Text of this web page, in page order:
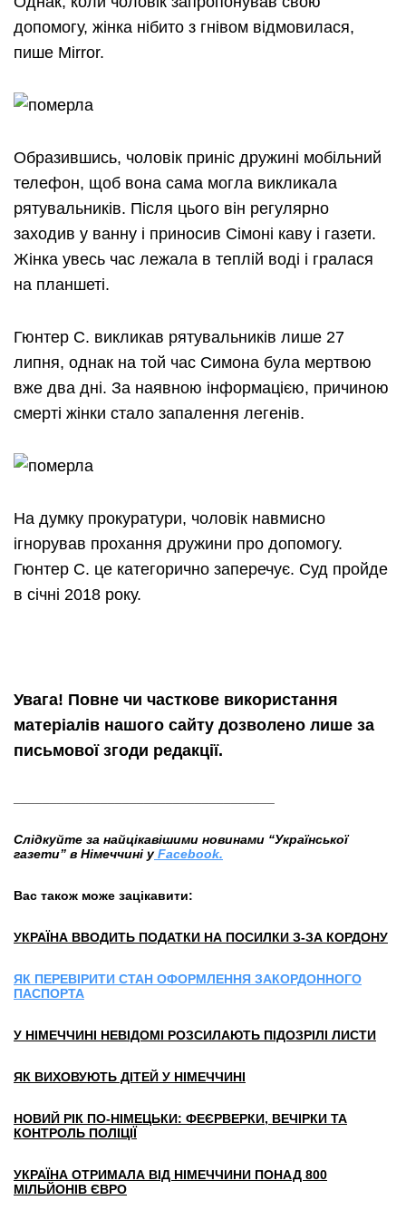
допомогу, жінка нібито з гнівом відмовилася,
пише Mirror.
Образившись, чоловік приніс дружині мобільний
телефон, щоб вона сама могла викликала
рятувальників. Після цього він регулярно
заходив у ванну і приносив Сімоні каву і газети.
Жінка увесь час лежала в теплій воді і гралася
на планшеті.
Гюнтер С. викликав рятувальників лише 27
липня, однак на той час Симона була мертвою
вже два дні. За наявною інформацією, причиною
смерті жінки стало запалення легенів.
На думку прокуратури, чоловік навмисно
ігнорував прохання дружини про допомогу.
Гюнтер С. це категорично заперечує. Суд пройде
в січні 2018 року.
Увага! Повне чи часткове використання
матеріалів нашого сайту дозволено лише за
письмової згоди редакції.
Слідкуйте за найцікавішими новинами “Української
газети” в Німеччині уFacebook.
Вас також може зацікавити:
УКРАЇНА ВВОДИТЬ ПОДАТКИ НА ПОСИЛКИ З-ЗА КОРДОНУ
ЯК ПЕРЕВІРИТИ СТАН ОФОРМЛЕННЯ ЗАКОРДОННОГО
ПАСПОРТА
У НІМЕЧЧИНІ НЕВІДОМІ РОЗСИЛАЮТЬ ПІДОЗРІЛІ ЛИСТИ
ЯК ВИХОВУЮТЬ ДІТЕЙ У НІМЕЧЧИНІ
НОВИЙ РІК ПО-НІМЕЦЬКИ: ФЕЄРВЕРКИ, ВЕЧІРКИ ТА
КОНТРОЛЬ ПОЛІЦІЇ
УКРАЇНА ОТРИМАЛА ВІД НІМЕЧЧИНИ ПОНАД 800
МІЛЬЙОНІВ ЄВРО